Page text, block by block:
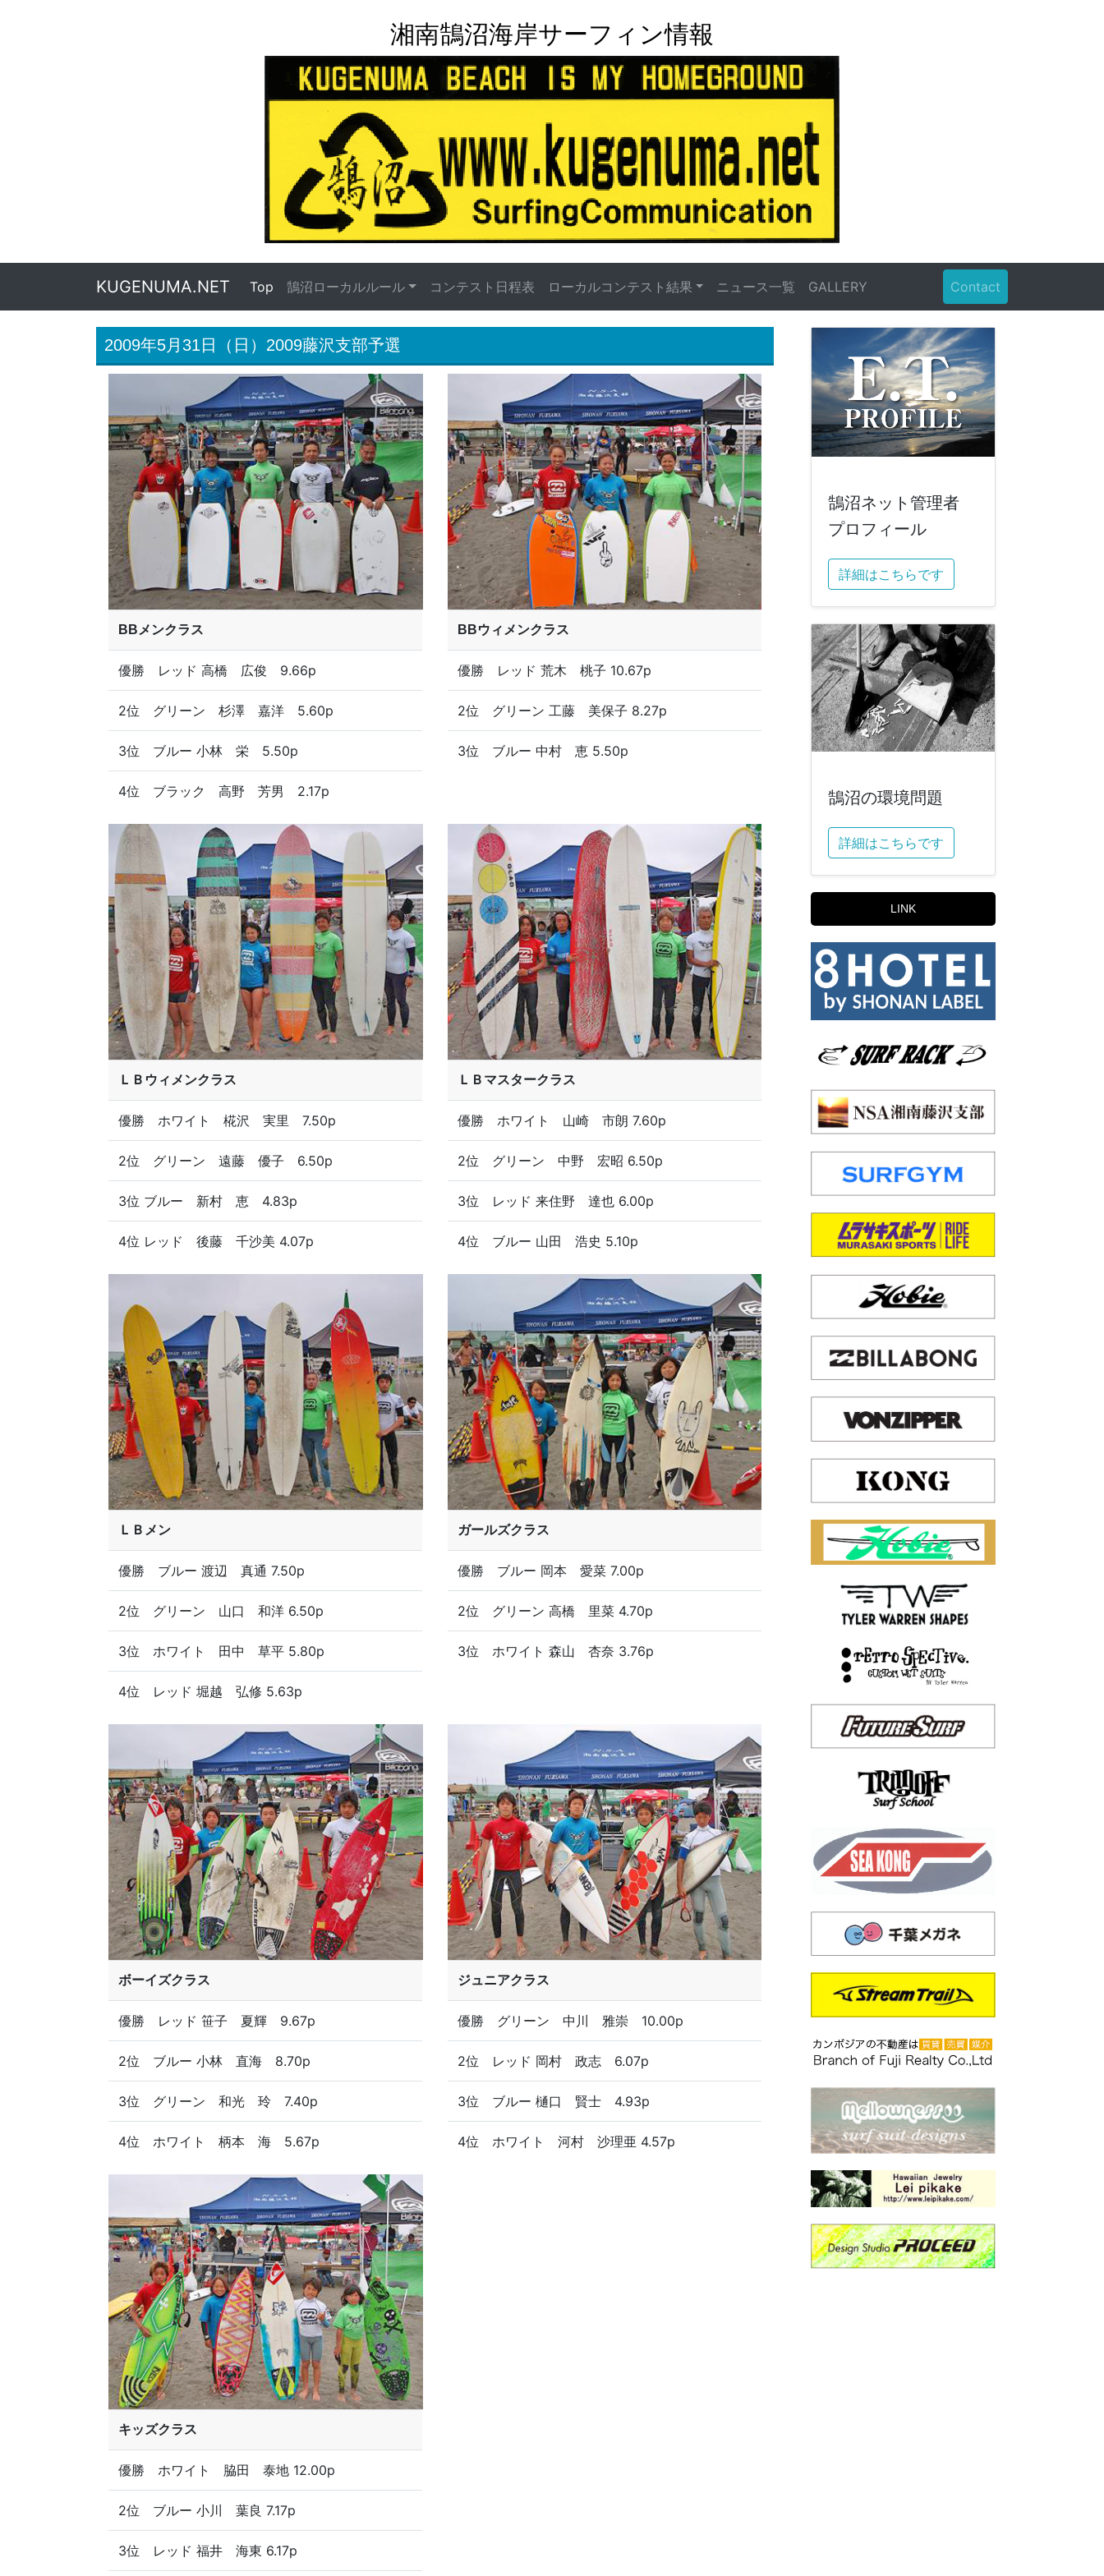
湘南鵠沼海岸サーフィン情報
KUGENUMA.NET Top (current)
鵠沼ローカルルール コンテスト日程表 ローカルコンテスト結果 ニュース一覧 GALLERY Contact
2009年5月31日（日）2009藤沢支部予選
BBメンクラス
優勝 レッド 高橋 広俊 9.66p
2位 グリーン 杉澤 嘉洋 5.60p
3位 ブルー 小林 栄 5.50p
4位 ブラック 高野 芳男 2.17p
BBウィメンクラス
優勝 レッド 荒木 桃子 10.67p
2位 グリーン 工藤 美保子 8.27p
3位 ブルー 中村 恵 5.50p
ＬＢウィメンクラス
優勝 ホワイト 椛沢 実里 7.50p
2位 グリーン 遠藤 優子 6.50p
3位 ブルー 新村 恵 4.83p
4位 レッド 後藤 千沙美 4.07p
ＬＢマスタークラス
優勝 ホワイト 山崎 市朗 7.60p
2位 グリーン 中野 宏昭 6.50p
3位 レッド 来住野 達也 6.00p
4位 ブルー 山田 浩史 5.10p
ＬＢメン
優勝 ブルー 渡辺 真通 7.50p
2位 グリーン 山口 和洋 6.50p
3位 ホワイト 田中 草平 5.80p
4位 レッド 堀越 弘修 5.63p
ガールズクラス
優勝 ブルー 岡本 愛菜 7.00p
2位 グリーン 高橋 里菜 4.70p
3位 ホワイト 森山 杏奈 3.76p
ボーイズクラス
優勝 レッド 笹子 夏輝 9.67p
2位 ブルー 小林 直海 8.70p
3位 グリーン 和光 玲 7.40p
4位 ホワイト 柄本 海 5.67p
ジュニアクラス
優勝 グリーン 中川 雅崇 10.00p
2位 レッド 岡村 政志 6.07p
3位 ブルー 樋口 賢士 4.93p
4位 ホワイト 河村 沙理亜 4.57p
キッズクラス
優勝 ホワイト 脇田 泰地 12.00p
2位 ブルー 小川 葉良 7.17p
3位 レッド 福井 海東 6.17p
鵠沼ネット管理者
プロフィール
詳細はこちらです
鵠沼の環境問題
詳細はこちらです
LINK